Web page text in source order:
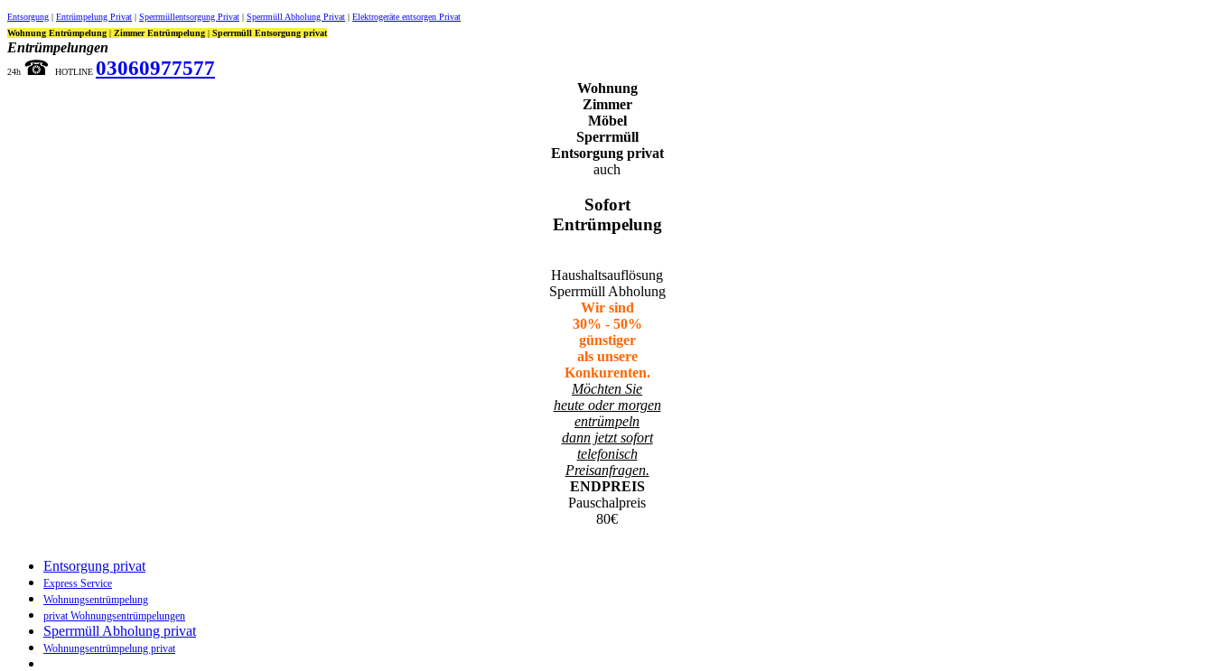
Entsorgung | Entrümpelung Privat | Sperrmüllentsorgung Privat | Sperrmüll Abholung Privat | Elektrogeräte entsorgen Privat
Wohnung Entrümpelung | Zimmer Entrümpelung | Sperrmüll Entsorgung privat
Entrümpelungen
24h ☎︎ HOTLINE 03060977577
Wohnung
Zimmer
Möbel
Sperrmüll
Entsorgung privat
auch
Sofort
Entrümpelung
Haushaltsauflösung
Sperrmüll Abholung
Wir sind
30% - 50%
günstiger
als unsere
Konkurenten.
Möchten Sie
heute oder morgen
entrümpeln
dann jetzt sofort
telefonisch
Preisanfragen.
ENDPREIS
Pauschalpreis
80€
Entsorgung privat
Express Service
Wohnungsentrümpelung
privat Wohnungsentrümpelungen
Sperrmüll Abholung privat
Wohnungsentrümpelung privat